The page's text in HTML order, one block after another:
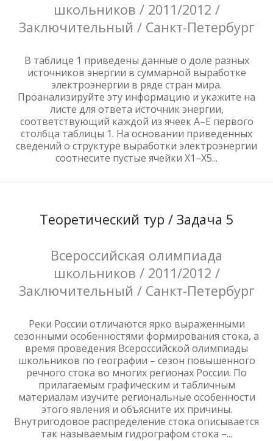
школьников / 2011/2012 /
Заключительный / Санкт-Петербург
В таблице 1 приведены данные о доле разных
источников энергии в суммарной выработке
электроэнергии в ряде стран мира.
Проанализируйте эту информацию и укажите на
листе для ответа источник энергии,
соответствующий каждой из ячеек A–E первого
столбца таблицы 1. На основании приведенных
сведений о структуре выработки электроэнергии
соотнесите пустые ячейки Х1–Х5...
Теоретический тур / Задача 5
Всероссийская олимпиада
школьников / 2011/2012 /
Заключительный / Санкт-Петербург
Реки России отличаются ярко выраженными
сезонными особенностями формирования стока, а
время проведения Всероссийской олимпиады
школьников по географии – сезон повышенного
речного стока во многих регионах России. По
прилагаемым графическим и табличным
материалам изучите региональные особенности
этого явления и объясните их причины.
Внутригодовое распределение стока описывается
так называемым гидрографом стока –...